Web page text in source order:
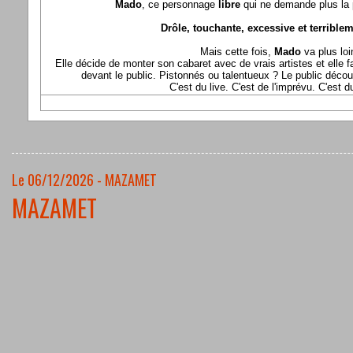
Mado, ce personnage librequi ne demande plus la
Drôle, touchante, excessive et
Mais cette fois, Mado va plus
Elle décide de monter son cabaret avec de vrais artistes et elle
devant le public. Pistonnés ou talentueux ? Le public
C'est du live. C'est de l'imprévu. C'est
Le 06/12/2026 - MAZAMET
MAZAMET